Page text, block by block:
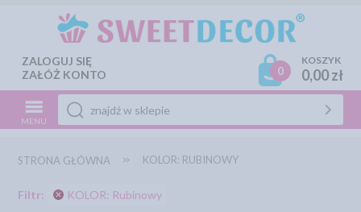
ZALOGUJ SIĘ
ZAŁÓŻ KONTO
0
KOSZYK
0,00 zł
MENU
STRONA GŁÓWNA KOLOR: RUBINOWY
Filtr: KOLOR: Rubinowy